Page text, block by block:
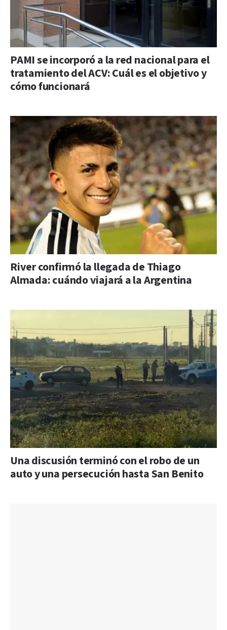
PAMI se incorporó a la red nacional para el
tratamiento del ACV: Cuál es el objetivo y
cómo funcionará
River confirmó la llegada de Thiago
Almada: cuándo viajará a la Argentina
Una discusión terminó con el robo de un
auto y una persecución hasta San Benito